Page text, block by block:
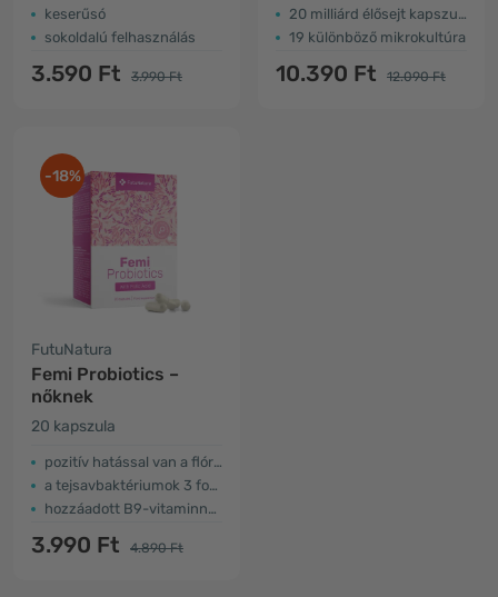
keserűsó
sokoldalú felhasználás
3.590 Ft 3.990 Ft
20 milliárd élősejt kapszulánként
19 különböző mikrokultúra
10.390 Ft 12.090 Ft
-18%
FutuNatura
Femi Probiotics –
nőknek
20 kapszula
pozitív hatással van a flórára
a tejsavbaktériumok 3 formája
hozzáadott B9-vitaminnal – folsavval
3.990 Ft 4.890 Ft